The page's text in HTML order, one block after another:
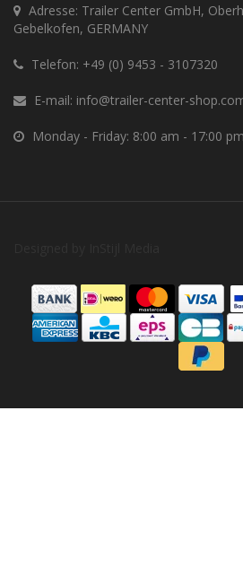
Adresse: Trailer Center GmbH,
Gebelkofen, GERMANY
Telefon: +49 (0) 9453 - 3107320
E-mail: info@trailer-center-
Monday - Friday: 8:00 am - 17:00 pm